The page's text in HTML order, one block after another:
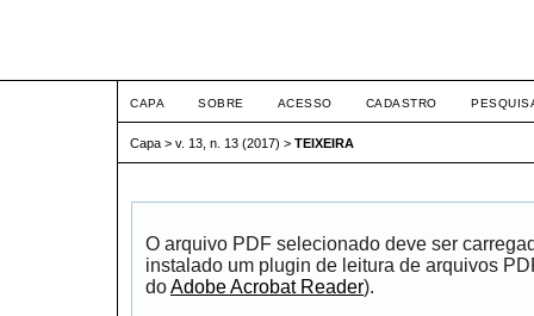
CAPA SOBRE ACESSO CADASTRO
Capa > v. 13, n. 13 (2017) > TEIXEIRA
O arquivo PDF selecionado deve ser
instalado um plugin de leitura de arquivos
doAdobe Acrobat Reader).